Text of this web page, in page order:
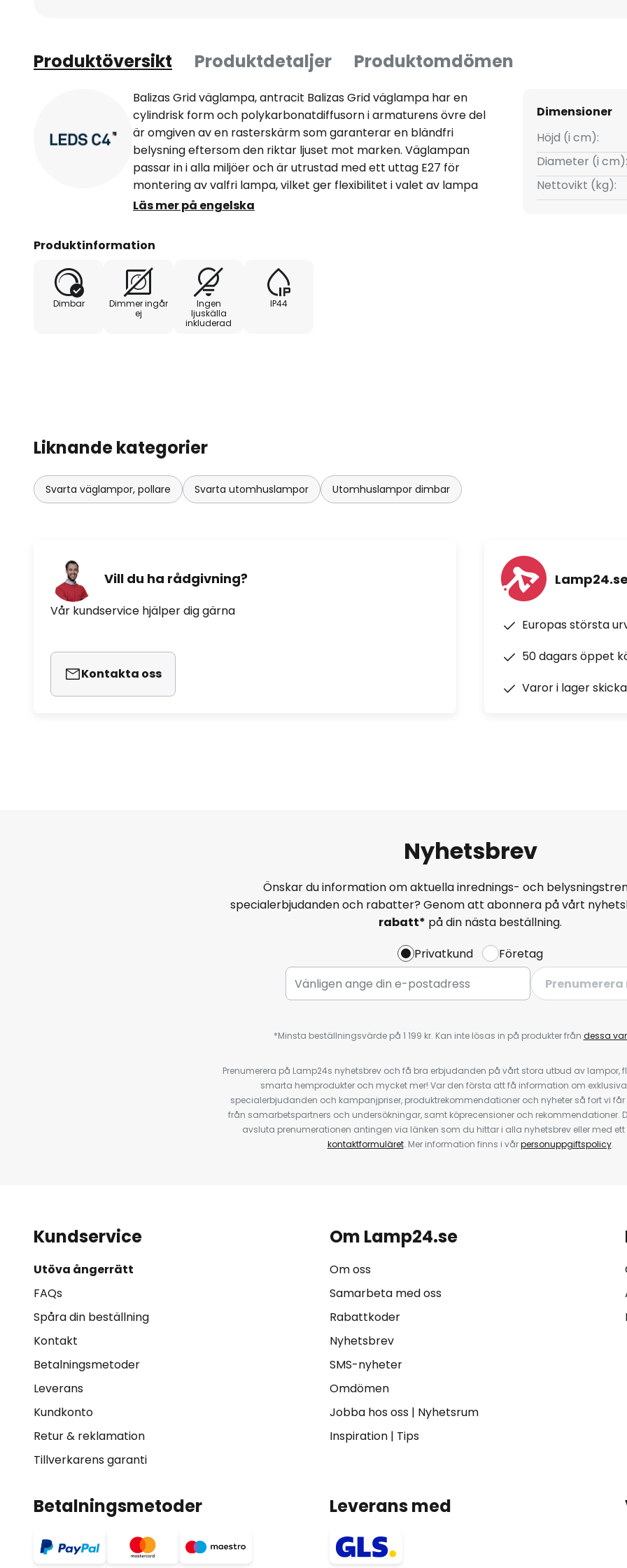
Produktöversikt Produktdetaljer Produktomdömen
Balizas Grid väglampa, antracit Balizas Grid väglampa har en
cylindrisk form och polykarbonatdiffusorn i armaturens övre del
är omgiven av en rasterskärm som garanterar en bländfri
belysning eftersom den riktar ljuset mot marken. Väglampan
passar in i alla miljöer och är utrustad med ett uttag E27 för
montering av valfri lampa, vilket ger flexibilitet i valet av lampa
och gör att belysningen kan utformas efter behov. Väglampan
uteplatser etc. och skapar en inbjudande atmosfär samt
Läs mer på engelska
Produktinformation
Dimbar
Dimmer ingår
ej
Ingen
ljuskälla
inkluderad
IP44
Dimensioner
Höjd (i cm):
Diameter (i cm):
Nettovikt (kg):
Liknande kategorier
Svarta väglampor, pollare Svarta utomhuslampor Utomhuslampor dimbar
Vill du ha rådgivning?
Vår kundservice hjälper dig gärna
Kontakta oss
Lamp24.se
Europas största
50 dagars öppet
Varor i lager
Nyhetsbrev
Önskar du information om aktuella inrednings- och
specialerbjudanden och rabatter? Genom att abonnera på vårt
rabatt* på din nästa beställning.
Privatkund
Företag
Prenumerera
*Minsta beställningsvärde på 1 199 kr. Kan inte lösas in på produkter från dessa
Prenumerera på Lamp24s nyhetsbrev och få bra erbjudanden på vårt stora utbud av lampor,
smarta hemprodukter och mycket mer! Var den första att få information om
specialerbjudanden och kampanjpriser, produktrekommendationer och nyheter så fort vi
från samarbetspartners och undersökningar, samt köprecensioner och rekommendationer.
avsluta prenumerationen antingen via länken som du hittar i alla nyhetsbrev eller med
kontaktformuläret. Mer information finns i vårpersonuppgiftspolicy.
Kundservice
Utöva ångerrätt
FAQs
Spåra din beställning
Kontakt
Betalningsmetoder
Leverans
Kundkonto
Retur & reklamation
Tillverkarens garanti
Om Lamp24.se
Om oss
Samarbeta med oss
Rabattkoder
Nyhetsbrev
SMS-nyheter
Omdömen
Jobba hos oss| Nyhetsrum
Inspiration| Tips
Betalningsmetoder Leverans med